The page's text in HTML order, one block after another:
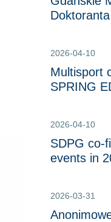
2026-04-10
Multisport
SPRING
2026-04-10
SDPG co-
events in
2026-03-31